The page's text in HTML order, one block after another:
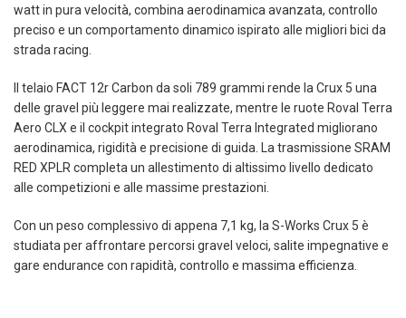
watt in pura velocità, combina aerodinamica avanzata, controllo
preciso e un comportamento dinamico ispirato alle migliori bici da
strada racing.
Il telaio FACT 12r Carbon da soli 789 grammi rende la Crux 5 una
delle gravel più leggere mai realizzate, mentre le ruote Roval Terra
Aero CLX e il cockpit integrato Roval Terra Integrated migliorano
aerodinamica, rigidità e precisione di guida. La trasmissione SRAM
RED XPLR completa un allestimento di altissimo livello dedicato
alle competizioni e alle massime prestazioni.
Con un peso complessivo di appena 7,1 kg, la S-Works Crux 5 è
studiata per affrontare percorsi gravel veloci, salite impegnative e
gare endurance con rapidità, controllo e massima efficienza.